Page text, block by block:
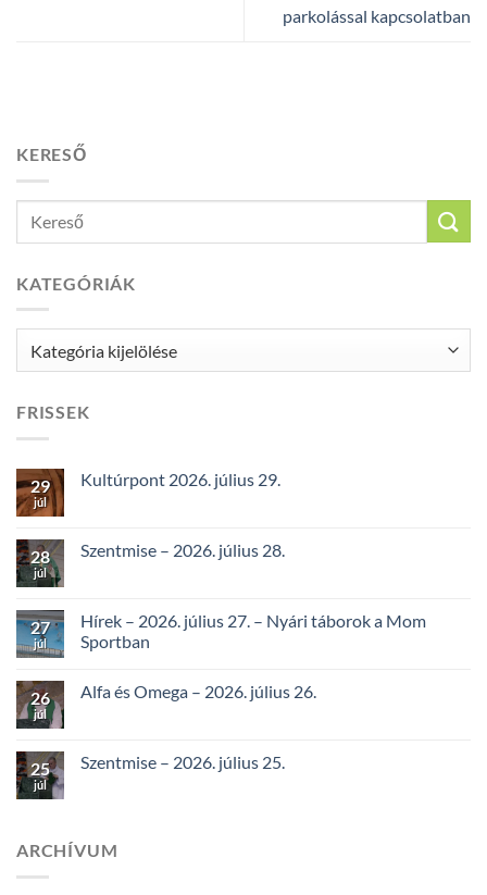
parkolással kapcsolatban
KERESŐ
KATEGÓRIÁK
FRISSEK
29
júl
Kultúrpont 2026. július 29.
28
júl
Szentmise – 2026. július 28.
27
júl
Hírek – 2026. július 27. – Nyári táborok a Mom
Sportban
26
júl
Alfa és Omega – 2026. július 26.
25
júl
Szentmise – 2026. július 25.
ARCHÍVUM